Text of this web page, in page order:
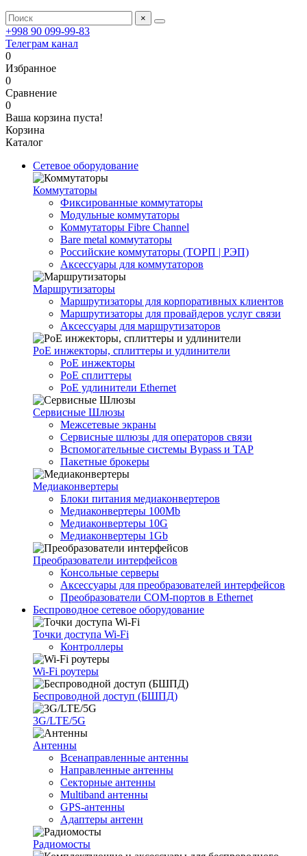
×
+998 90 099-99-83
Телеграм канал
0
Избранное
0
Сравнение
0
Ваша корзина пуста!
Корзина
Каталог
Сетевое оборудование
Коммутаторы
Фиксированные коммутаторы
Модульные коммутаторы
Коммутаторы Fibre Channel
Bare metal коммутаторы
Российские коммутаторы (ТОРП | РЭП)
Аксессуары для коммутаторов
Маршрутизаторы
Маршрутизаторы для корпоративных клиентов
Маршрутизаторы для провайдеров услуг связи
Аксессуары для маршрутизаторов
PoE инжекторы, сплиттеры и удлинители
PoE инжекторы
PoE сплиттеры
PoE удлинители Ethernet
Сервисные Шлюзы
Межсетевые экраны
Сервисные шлюзы для операторов связи
Вспомогательные системы Bypass и TAP
Пакетные брокеры
Медиаконвертеры
Блоки питания медиаконвертеров
Медиаконвертеры 100Mb
Медиаконвертеры 10G
Медиаконвертеры 1Gb
Преобразователи интерфейсов
Консольные серверы
Аксессуары для преобразователей интерфейсов
Преобразователи COM-портов в Ethernet
Беспроводное сетевое оборудование
Точки доступа Wi-Fi
Контроллеры
Wi-Fi роутеры
Беспроводной доступ (БШПД)
3G/LTE/5G
Антенны
Всенаправленные антенны
Направленные антенны
Секторные антенны
Multiband антенны
GPS-антенны
Адаптеры антенн
Радиомосты